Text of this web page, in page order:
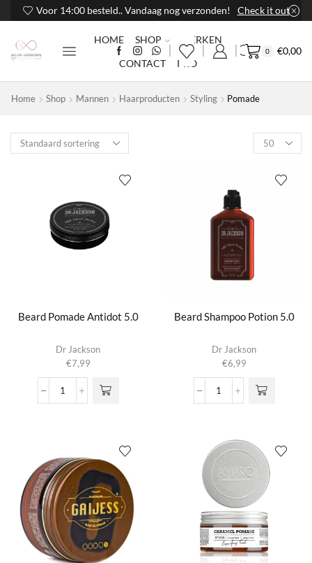
Voor 14:00 besteld.. Vandaag nog verzonden! Check it out
HOME SHOP
MERKEN
CONTACT
PRO
0 €0,00
Home Shop Mannen Haarproducten Styling Pomade
Products
per
Beard Pomade Antidot 5.0
Dr Jackson
€7,99
Beard
Beard Shampoo Potion 5.0
Dr Jackson
€6,99
Beard
aantal